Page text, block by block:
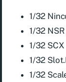
1/32
1/32
1/32
1/32
1/32